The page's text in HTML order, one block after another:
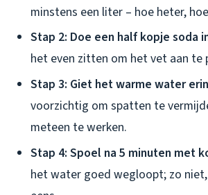
minstens een liter – hoe heter,
Stap 2: Doe een half kopje soda
het even zitten om het vet aan te
Stap 3: Giet het warme water
voorzichtig om spatten te
meteen te werken.
Stap 4: Spoel na 5 minuten met
het water goed wegloopt; zo